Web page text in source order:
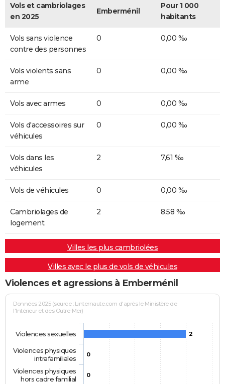
Vols et cambriolages
en 2025
Emberménil
Pour 1 000
habitants
Vols sans violence
contre des personnes
0 0,00 ‰
Vols violents sans
arme
0 0,00 ‰
Vols avec armes 0 0,00 ‰
Vols d'accessoires sur
véhicules
0 0,00 ‰
Vols dans les
véhicules
2 7,61 ‰
Vols de véhicules 0 0,00 ‰
Cambriolages de
logement
2 8,58 ‰
Villes les plus cambriolées
Villes avec le plus de vols de véhicules
Violences et agressions à Emberménil
Données 2025 (source : Linternaute.com d'après le Ministère de
l'Intérieur et des Outre-Mer)
2
0
0
Violences sexuelles
Violences physiques
intrafamiliales
Violences physiques
hors cadre familial